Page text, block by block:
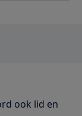
ook lid en